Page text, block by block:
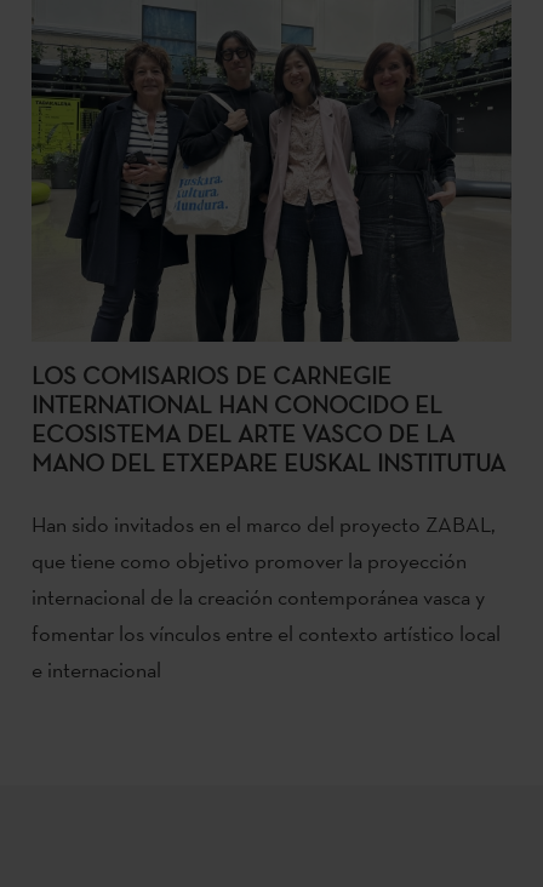
LOS COMISARIOS DE CARNEGIE
INTERNATIONAL HAN CONOCIDO EL
ECOSISTEMA DEL ARTE VASCO DE LA
MANO DEL ETXEPARE EUSKAL INSTITUTUA
Han sido invitados en el marco del proyecto ZABAL,
que tiene como objetivo promover la proyección
internacional de la creación contemporánea vasca y
fomentar los vínculos entre el contexto artístico local
e internacional